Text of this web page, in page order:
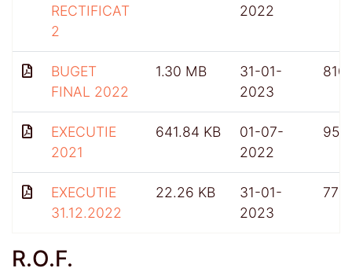
RECTIFICAT
2
2022
BUGET
FINAL 2022
1.30 MB
31-01-
2023
810
EXECUTIE
2021
641.84 KB
01-07-
2022
953
EXECUTIE
31.12.2022
22.26 KB
31-01-
2023
775
R.O.F.